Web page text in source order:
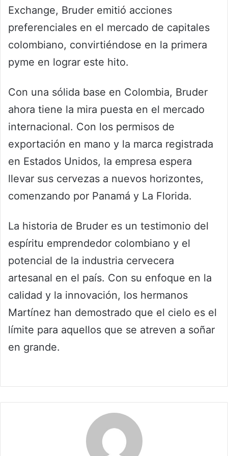
Exchange, Bruder emitió acciones
preferenciales en el mercado de capitales
colombiano, convirtiéndose en la primera
pyme en lograr este hito.
Con una sólida base en Colombia, Bruder
ahora tiene la mira puesta en el mercado
internacional. Con los permisos de
exportación en mano y la marca registrada
en Estados Unidos, la empresa espera
llevar sus cervezas a nuevos horizontes,
comenzando por Panamá y La Florida.
La historia de Bruder es un testimonio del
espíritu emprendedor colombiano y el
potencial de la industria cervecera
artesanal en el país. Con su enfoque en la
calidad y la innovación, los hermanos
Martínez han demostrado que el cielo es el
límite para aquellos que se atreven a soñar
en grande.